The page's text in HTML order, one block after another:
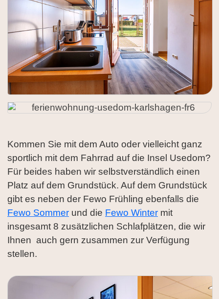
Kommen Sie mit dem Auto oder vielleicht ganz
sportlich mit dem Fahrrad auf die Insel Usedom?
Für beides haben wir selbstverständlich einen
Platz auf dem Grundstück. Auf dem Grundstück
gibt es neben der Fewo Frühling ebenfalls die
Fewo Sommer und die Fewo Winter mit
insgesamt 8 zusätzlichen Schlafplätzen, die wir
Ihnen auch gern zusammen zur Verfügung
stellen.